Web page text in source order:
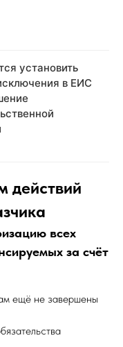
установить
в ЕИС
действий
всех
за счёт
ещё не завершены